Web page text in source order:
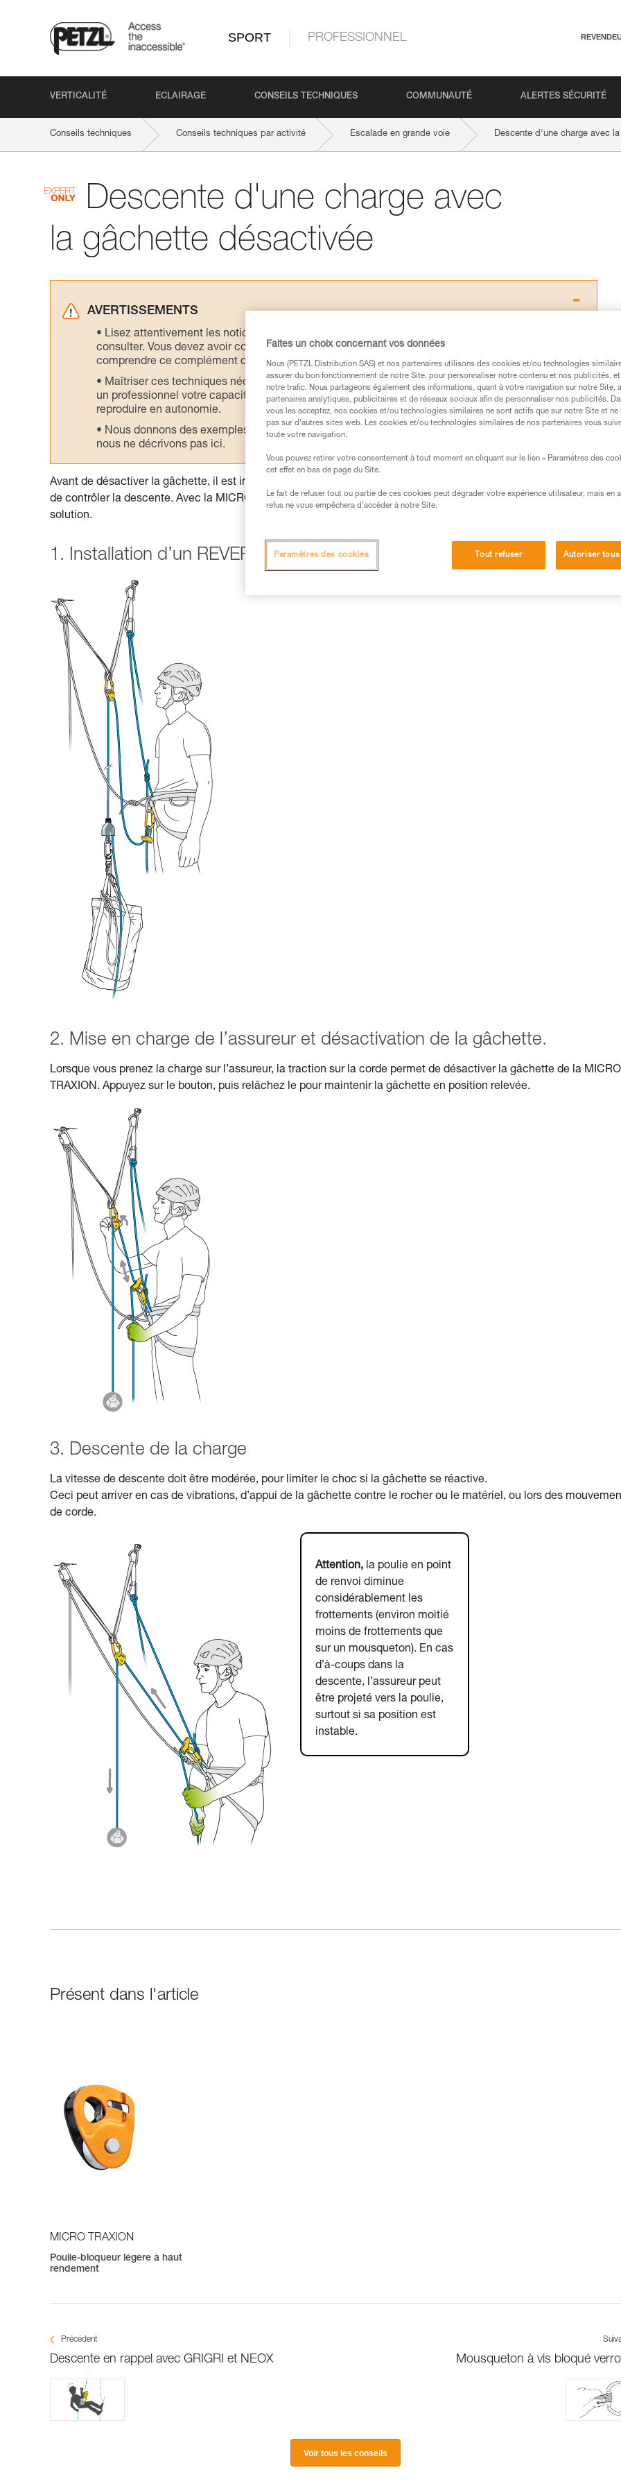
SPORT PROFESSIONNEL
VERTICALITÉ ECLAIRAGE CONSEILS TECHNIQUES COMMUNAUTÉ ALERTES SÉCURITÉ
Conseils techniques Conseils techniques par activité Escalade en grande voie Descente d'une charge avec
Descente d'une charge avec
la gâchette désactivée
AVERTISSEMENTS
Lisez attentivement les notices techniques des produits utilisés dans ce conseil avant de le
consulter. Vous devez avoir compris les informations de la notice technique pour pouvoir
comprendre ce complément d’informations.
Maîtriser ces techniques nécessite une formation et un entraînement spécifique. Validez avec
un professionnel votre capacité à refaire la manipulation, seul, en toute sécurité, avant de la
reproduire en autonomie.
Nous donnons des exemples de techniques liées à votre activité. Il peut en exister d’autres que
nous ne décrivons pas ici.
Avant de désactiver la gâchette, il est impératif d’installer un système de freinage qui permettra de retenir la
de contrôler la descente. Avec la MICRO TRAXION en mode "poulie simple", un REVERSO au harnais est une
solution.
1. Installation d’un REVERSO au harnais
2. Mise en charge de l’assureur et désactivation de la gâchette.
Lorsque vous prenez la charge sur l’assureur, la traction sur la corde permet de désactiver la gâchette de la MICRO
TRAXION. Appuyez sur le bouton, puis relâchez le pour maintenir la gâchette en position relevée.
3. Descente de la charge
La vitesse de descente doit être modérée, pour limiter le choc si la gâchette se réactive.
Ceci peut arriver en cas de vibrations, d’appui de la gâchette contre le rocher ou le matériel, ou lors des
de corde.
Attention, la poulie en point
de renvoi diminue
considérablement les
frottements (environ moitié
moins de frottements que
sur un mousqueton). En cas
d’à-coups dans la
descente, l’assureur peut
être projeté vers la poulie,
surtout si sa position est
instable.
Présent dans l'article
MICRO TRAXION
Poulie-bloqueur légère à haut
rendement
Précédent
Descente en rappel avec GRIGRI et NEOX Mousqueton à vis bloqué
Voir tous les conseils
Faites un choix concernant vos données
Nous (PETZL Distribution SAS) et nos partenaires utilisons des cookies et/ou technologies
assurer du bon fonctionnement de notre Site, pour personnaliser notre contenu et nos publicités,
notre trafic. Nous partageons également des informations, quant à votre navigation sur notre Site,
partenaires analytiques, publicitaires et de réseaux sociaux afin de personnaliser nos publicités.
vous les acceptez, nos cookies et/ou technologies similaires ne sont actifs que sur notre Site et ne
pas sur d’autres sites web. Les cookies et/ou technologies similaires de nos partenaires vous
toute votre navigation.
Vous pouvez retirer votre consentement à tout moment en cliquant sur le lien « Paramètres des
cet effet en bas de page du Site.
Le fait de refuser tout ou partie de ces cookies peut dégrader votre expérience utilisateur, mais en
refus ne vous empêchera d’accéder à notre Site.
Tout refuser Autoriser
Paramètres des cookies